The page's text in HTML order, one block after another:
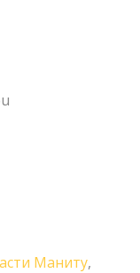
Маниту,